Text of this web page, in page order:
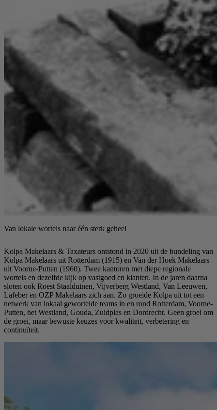
Van lokale wortels naar één sterk geheel
Kolpa Makelaars & Taxateurs ontstond in 2020 uit de bundeling van
Kolpa Makelaars uit Rotterdam (1915) en Van der Hoek Makelaars
uit Voorne-Putten (1960). Twee kantoren met diepe regionale
wortels en dezelfde kijk op vastgoed en klanten. In de jaren daarna
sloten ook Roest Staalduinen, Vijverberg Westland, Van Leeuwen,
Lafeber en OZP Makelaars zich aan. Zo groeide Kolpa uit tot een
netwerk van lokaal gewortelde teams in en rond Rotterdam, Voorne-
Putten, het Westland, Gouda, Zuidplas en Dordrecht. Geen groei om
de groei, maar bewuste keuzes voor kwaliteit, verbetering en
continuïteit.